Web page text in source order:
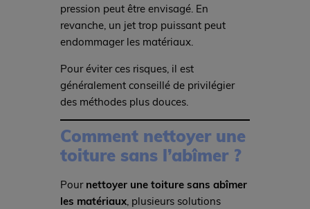
pression peut être envisagé. En
revanche, un jet trop puissant peut
endommager les matériaux.
Pour éviter ces risques, il est
généralement conseillé de privilégier
des méthodes plus douces.
Comment nettoyer une
toiture sans l’abîmer ?
Pour nettoyer une toiture sans abîmer
les matériaux, plusieurs solutions